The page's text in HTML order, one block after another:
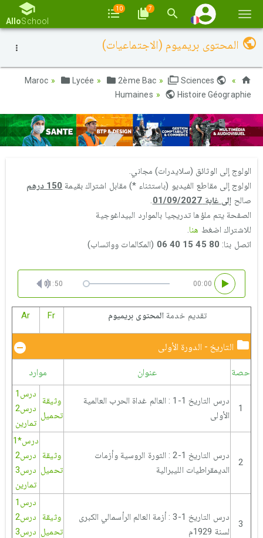
la
AlloSchool
10 7
المحتوى بريميوم (الاجتماعيات)
Lycée 2ème Bac
Sciences
Humaines
Histoire Géographie
الولوج إلى الوثائق (سلايدرات) مجاني.
الولوج إلى مقاطع الفيديو (باستثناء *) مقابل اشتراك بقيمة 150 درهم
صالح إلى غاية 01/09/2027
.
الصفحة يتم ملؤها تدريجيا بالموارد البيداغوجية
للاشتراك اضغط هنا.
اتصل بنا: 80 45 15 40 06 (المكالمات وواتساب)
00:00
01:50
تقديم خدمة المحتوى بريميوم Fr
Ar
التاريخ - الدورة الأولى
حصة عنوان موارد
1
درس التاريخ 1-1 : العالم غداة الحرب العالمية
الأولى
وثيقة
تحميل
درس1
درس2
تمارين
2
درس التاريخ 1-2 : الثورة الروسية وأزمات
الديمقراطيات الليبرالية
وثيقة
تحميل
درس*1
درس2
درس3
تمارين
3
درس التاريخ 1-3 : أزمة العالم الرأسمالي الكبرى
لسنة 1929م
وثيقة
تحميل
درس1
درس2
درس3